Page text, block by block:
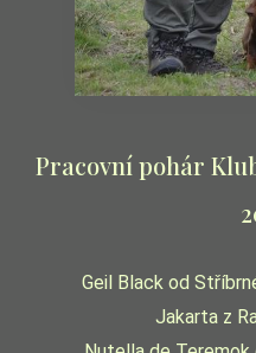
Pracovní pohár
Geil Black od
Jakarta z